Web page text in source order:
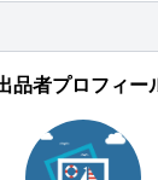
品者プロフィー